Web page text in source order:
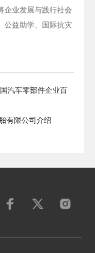
企业发展与践行社会
公益助学、国际抗灾
汽车零部件企业百
有限公司介绍